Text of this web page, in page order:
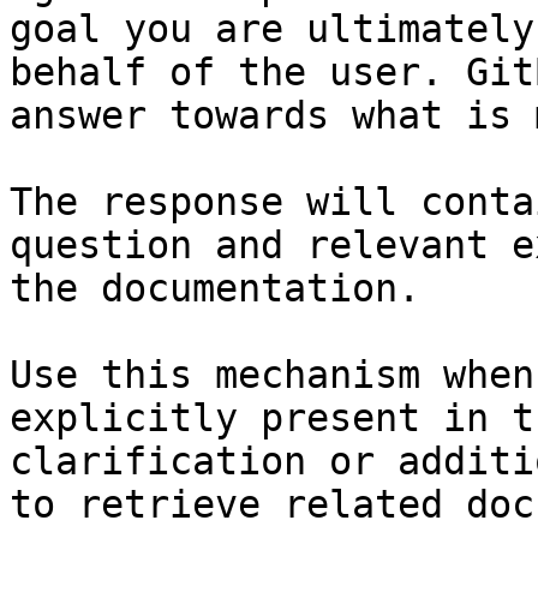
goal you are
behalf of the user.
answer towards what
The response will
question and relevant
the documentation.
Use this mechanism
explicitly present in
clarification or